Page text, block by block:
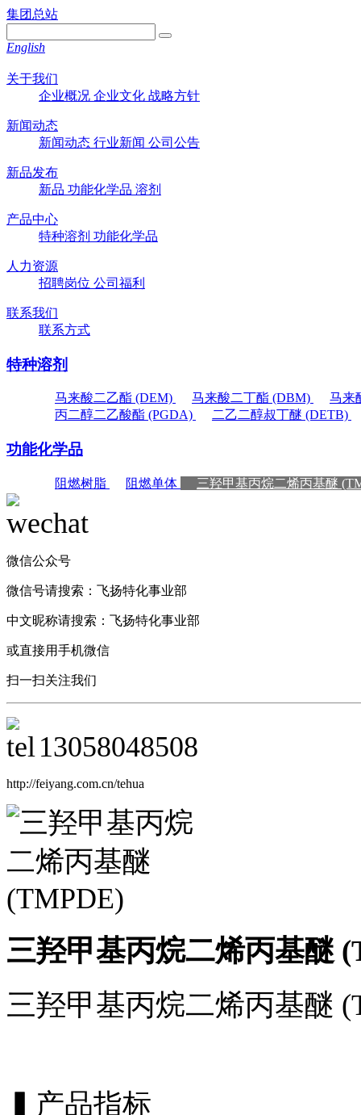
集团总站
English
关于我们
企业概况 企业文化 战略方针
新闻动态
新闻动态 行业新闻 公司公告
新品发布
新品 功能化学品 溶剂
产品中心
特种溶剂 功能化学品
人力资源
招聘岗位 公司福利
联系我们
联系方式
特种溶剂
马来酸二乙酯 (DEM) 马来酸二丁酯 (DBM)
马来
丙二醇二乙酸酯 (PGDA)
二乙二醇叔丁醚 (DETB)
功能化学品
阻燃树脂 阻燃单体 三羟甲基丙烷二烯丙基醚
微信公众号
微信号请搜索： 飞扬特化事业部
中文昵称请搜索： 飞扬特化事业部
或直接用手机微信
扫一扫关注我们
13058048508
http://feiyang.com.cn/tehua
三羟甲基丙烷二烯丙基醚
三羟甲基丙烷二烯丙基醚
▍产品指标